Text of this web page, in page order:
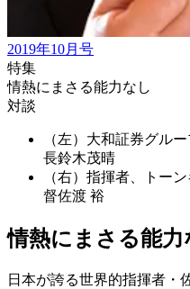
2019年10月号
特集
情熱にまさる能力なし
対談
（左）大和証券グル
長鈴木茂晴
（右）指揮者、トー
督佐渡 裕
情熱にまさる能力
日本が誇る世界的指揮者・